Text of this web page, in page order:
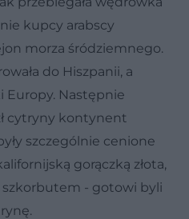
kupcy arabscy
morza śródziemnego.
do Hiszpanii, a
Europy. Następnie
cytryny kontynent
szczególnie cenione
gorączką złota,
szkorbutem - gotowi byli